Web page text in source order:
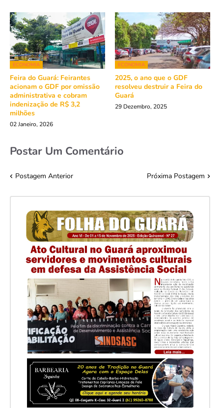
ECONOMIA
Feira do Guará: Feirantes
acionam o GDF por omissão
administrativa e cobram
indenização de R$ 3,2
milhões
02 Janeiro, 2026
ECONOMIA
2025, o ano que o GDF
resolveu destruir a Feira do
Guará
29 Dezembro, 2025
Postar Um Comentário
Postagem Anterior Próxima Postagem